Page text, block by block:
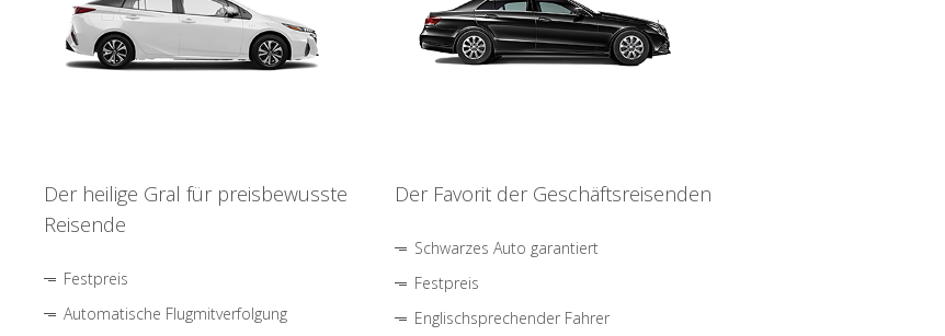
Der heilige Gral für preisbewusste
Reisende
Festpreis
Automatische Flugmitverfolgung
Der Favorit der Geschäftsreisenden
Schwarzes Auto garantiert
Festpreis
Englischsprechender Fahrer